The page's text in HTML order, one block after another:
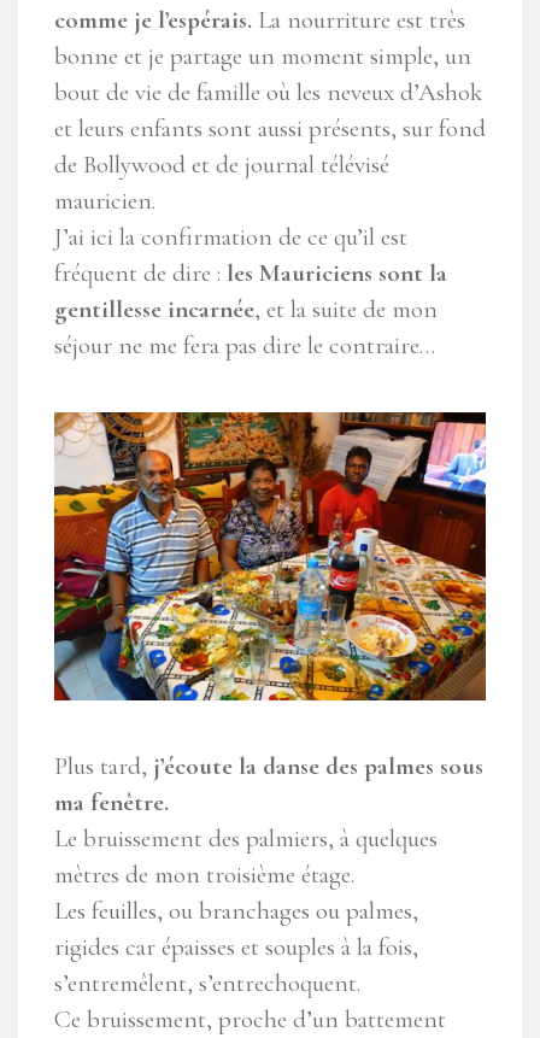
comme je l’espérais. La nourriture est très
bonne et je partage un moment simple, un
bout de vie de famille où les neveux d’Ashok
et leurs enfants sont aussi présents, sur fond
de Bollywood et de journal télévisé
mauricien.
J’ai ici la confirmation de ce qu’il est
fréquent de dire : les Mauriciens sont la
gentillesse incarnée, et la suite de mon
séjour ne me fera pas dire le contraire…
Plus tard, j’écoute la danse des palmes sous
ma fenêtre.
Le bruissement des palmiers, à quelques
mètres de mon troisième étage.
Les feuilles, ou branchages ou palmes,
rigides car épaisses et souples à la fois,
s’entremêlent, s’entrechoquent.
Ce bruissement, proche d’un battement